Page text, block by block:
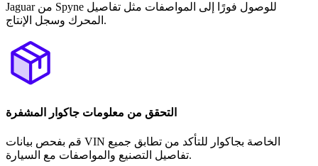
Jaguar من Spyne للوصول فورًا إلى المواصفات مثل تفاصيل
المحرك وسجل الإنتاج.
التحقق من معلومات جاكوار المشفرة
قم بفحص بيانات VIN الخاصة بجاكوار للتأكد من تطابق جميع
تفاصيل التصنيع والمواصفات مع السيارة.